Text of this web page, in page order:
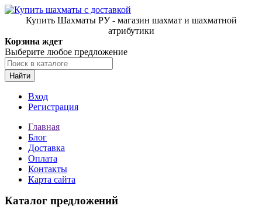
Купить Шахматы РУ - магазин шахмат и шахматной
атрибутики
Корзина ждет
Выберите любое предложение
Найти
Вход
Регистрация
Главная
Блог
Доставка
Оплата
Контакты
Карта сайта
Каталог предложений